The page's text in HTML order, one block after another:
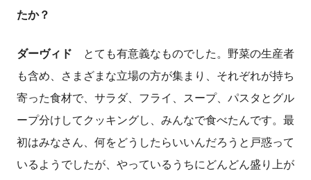
たか？
ダーヴィド とても有意義なものでした。野菜の生産者
も含め、さまざまな立場の方が集まり、それぞれが持ち
寄った食材で、サラダ、フライ、スープ、パスタとグル
ープ分けしてクッキングし、みんなで食べたんです。最
初はみなさん、何をどうしたらいいんだろうと戸惑って
いるようでしたが、やっているうちにどんどん盛り上が